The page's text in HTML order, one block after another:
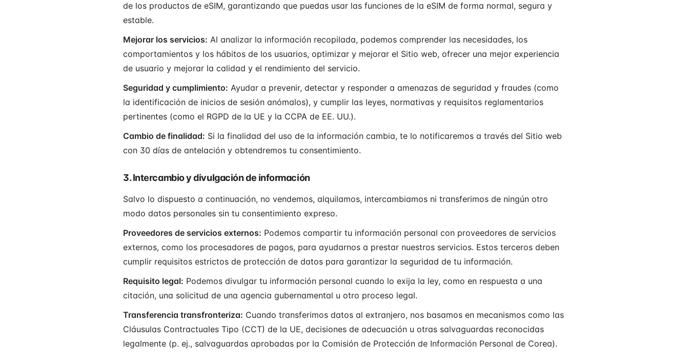
de los productos de eSIM, garantizando que puedas usar las funciones de la eSIM de forma normal, segura y
estable.
Mejorar los servicios: Al analizar la información recopilada, podemos comprender las necesidades, los
comportamientos y los hábitos de los usuarios, optimizar y mejorar el Sitio web, ofrecer una mejor experiencia
de usuario y mejorar la calidad y el rendimiento del servicio.
Seguridad y cumplimiento: Ayudar a prevenir, detectar y responder a amenazas de seguridad y fraudes (como
la identificación de inicios de sesión anómalos), y cumplir las leyes, normativas y requisitos reglamentarios
pertinentes (como el RGPD de la UE y la CCPA de EE. UU.).
Cambio de finalidad: Si la finalidad del uso de la información cambia, te lo notificaremos a través del Sitio web
con 30 días de antelación y obtendremos tu consentimiento.
3. Intercambio y divulgación de información
Salvo lo dispuesto a continuación, no vendemos, alquilamos, intercambiamos ni transferimos de ningún otro
modo datos personales sin tu consentimiento expreso.
Proveedores de servicios externos: Podemos compartir tu información personal con proveedores de servicios
externos, como los procesadores de pagos, para ayudarnos a prestar nuestros servicios. Estos terceros deben
cumplir requisitos estrictos de protección de datos para garantizar la seguridad de tu información.
Requisito legal: Podemos divulgar tu información personal cuando lo exija la ley, como en respuesta a una
citación, una solicitud de una agencia gubernamental u otro proceso legal.
Transferencia transfronteriza: Cuando transferimos datos al extranjero, nos basamos en mecanismos como las
Cláusulas Contractuales Tipo (CCT) de la UE, decisiones de adecuación u otras salvaguardas reconocidas
legalmente (p. ej., salvaguardas aprobadas por la Comisión de Protección de Información Personal de Corea).